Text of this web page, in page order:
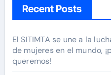
Recent Posts
El SITIMTA se une a la
de mujeres en el mundo,
queremos!